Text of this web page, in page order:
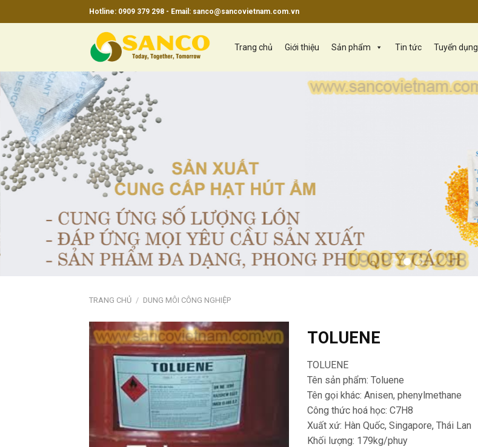
to
Hotline: 0909 379 298 - Email: sanco@sancovietnam.com.vn
Trang chủ Giới thiệu Sản phẩm Tin tức Tuyển dụng
TRANG CHỦ / DUNG MÔI CÔNG NGHIỆP
TOLUENE
TOLUENE
Tên sản phẩm: Toluene
Tên gọi khác: Anisen, phenylmethane
Công thức hoá học: C7H8
Xuất xứ: Hàn Quốc, Singapore, Thái Lan
Khối lượng: 179kg/phuy